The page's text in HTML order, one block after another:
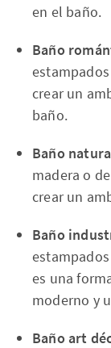
en el baño.
Baño
crear un
baño.
Baño
madera o
crear un
Baño
es una
moderno y
Baño art